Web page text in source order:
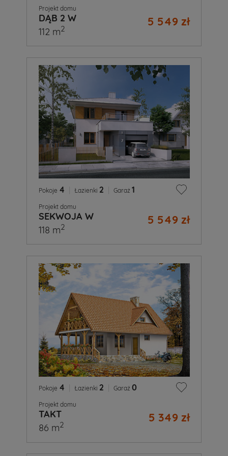
Projekt domu
DĄB 2 W 5 549 zł
112 m2
Pokoje 4 Łazienki 2 Garaż 1
Projekt domu
SEKWOJA W 5 549 zł
118 m2
Pokoje 4 Łazienki 2 Garaż 0
Projekt domu
TAKT 5 349 zł
86 m2